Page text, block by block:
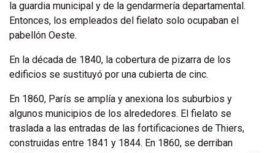
la guardia municipal y de la gendarmería departamental.
Entonces, los empleados del fielato solo ocupaban el
pabellón Oeste.
En la década de 1840, la cobertura de pizarra de los
edificios se sustituyó por una cubierta de cinc.
En 1860, París se amplía y anexiona los suburbios y
algunos municipios de los alrededores. El fielato se
traslada a las entradas de las fortificaciones de Thiers,
construidas entre 1841 y 1844. En 1860, se derriban